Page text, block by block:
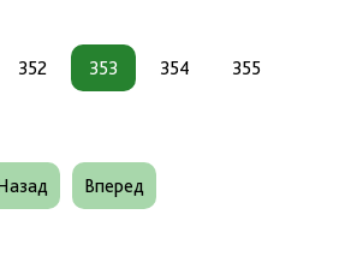
352 353 354 355
Вперед